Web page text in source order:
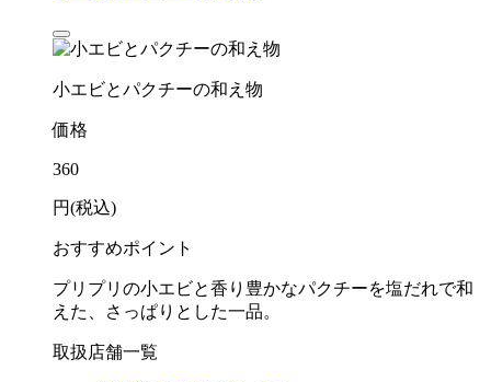
小エビとパクチーの和え物
価格
360
円(税込)
おすすめポイント
プリプリの小エビと香り豊かなパクチーを塩だれで和
えた、さっぱりとした一品。
取扱店舗一覧